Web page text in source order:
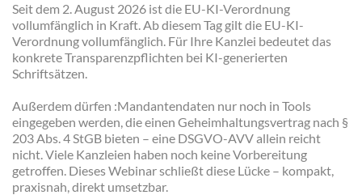
Seit dem 2. August 2026 ist die EU-KI-Verordnung
vollumfänglich in Kraft. Ab diesem Tag gilt die EU-KI-
Verordnung vollumfänglich. Für Ihre Kanzlei bedeutet das
konkrete Transparenzpflichten bei KI-generierten
Schriftsätzen.
Außerdem dürfen :Mandantendaten nur noch in Tools
eingegeben werden, die einen Geheimhaltungsvertrag nach §
203 Abs. 4 StGB bieten – eine DSGVO-AVV allein reicht
nicht. Viele Kanzleien haben noch keine Vorbereitung
getroffen. Dieses Webinar schließt diese Lücke – kompakt,
praxisnah, direkt umsetzbar.